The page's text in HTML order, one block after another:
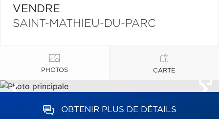
VENDRE
SAINT-MATHIEU-DU-PARC
PHOTOS CARTE
OBTENIR PLUS DE DÉTAILS